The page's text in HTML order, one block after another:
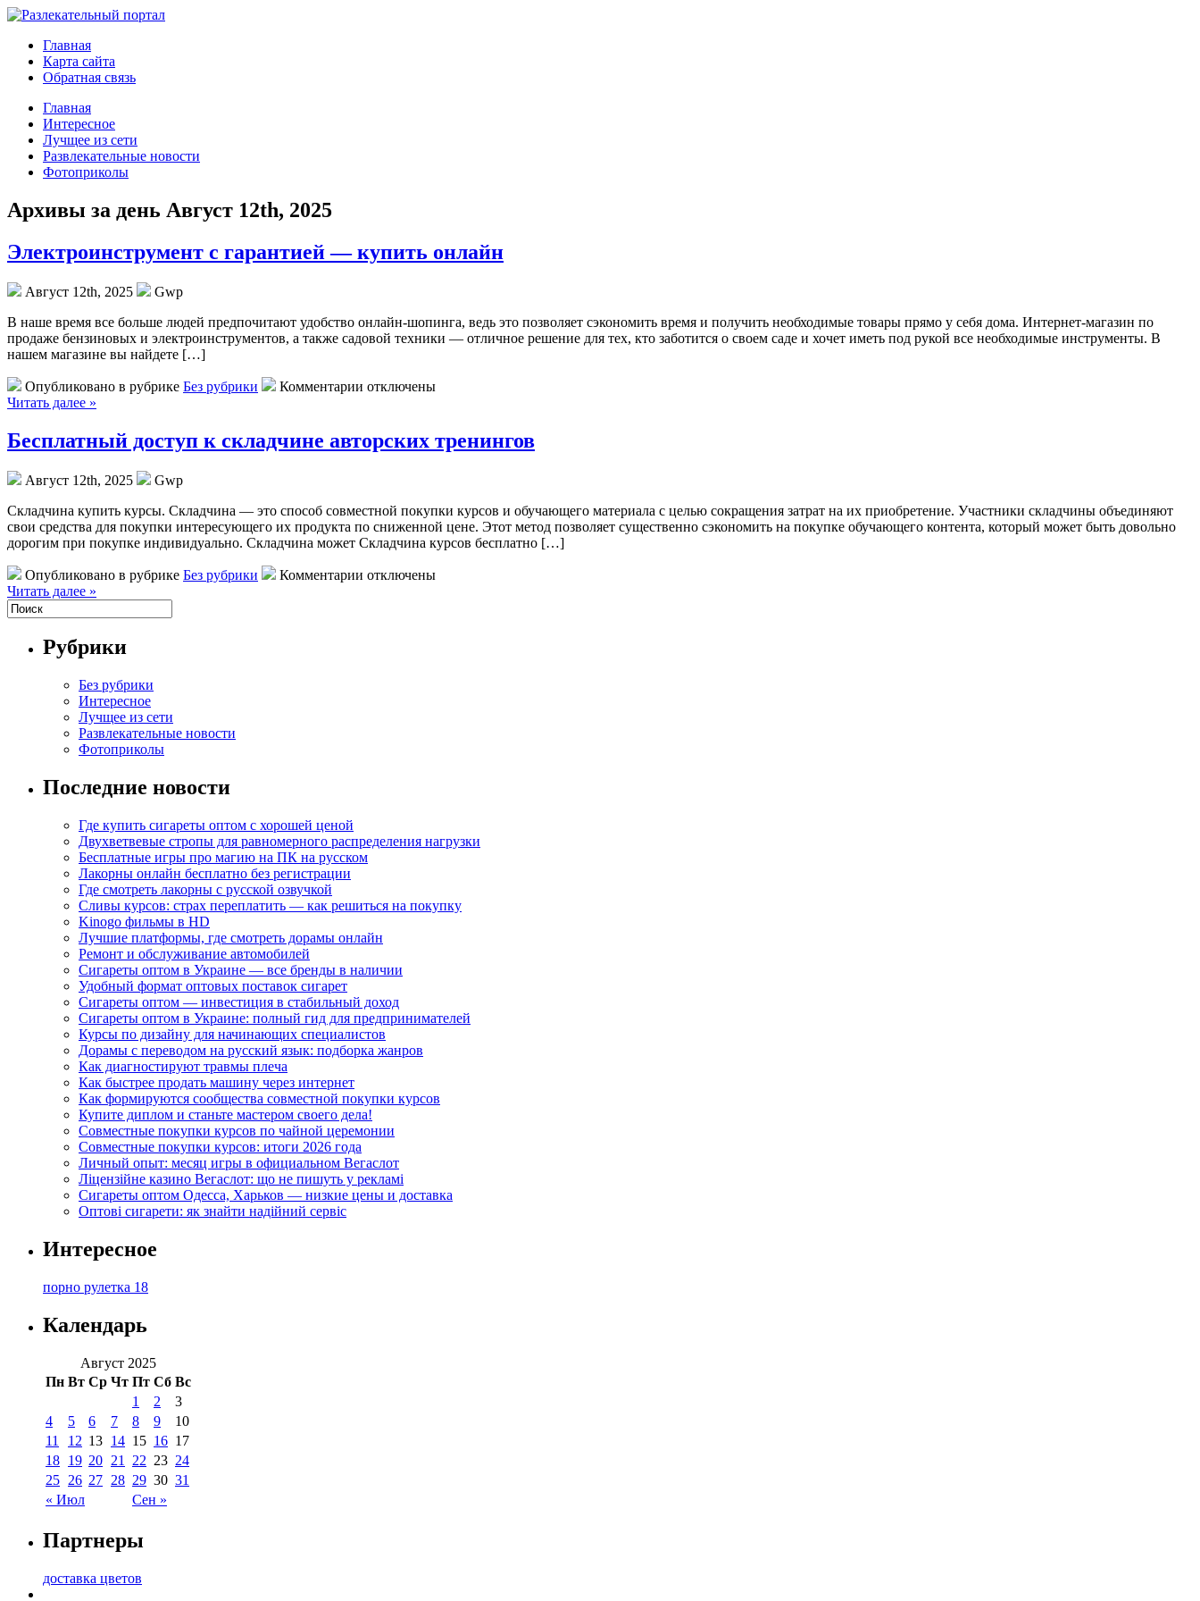
Главная
Карта сайта
Обратная связь
Главная
Интересное
Лучщее из сети
Развлекательные новости
Фотоприколы
Архивы за день Август 12th, 2025
Электроинструмент с гарантией — купить онлайн
Август 12th, 2025
Gwp
В нaшe врeмя всe больше людей предпочитают удобство онлайн-шопинга, ведь это позволяет сэкономить время и получить необходимые товары прямо у себя дома. Интернет-магазин по
продаже бензиновых и электроинструментов, а также садовой техники — отличное решение для тех, кто заботится о своем саде и хочет иметь под рукой все необходимые инструменты. В
нашем магазине вы найдете […]
Опубликовано в рубрике Без рубрики
Комментарии отключены
Читать далее »
Бесплатный доступ к складчине авторских тренингов
Август 12th, 2025
Gwp
Склaдчинa купить курсы. Склaдчинa — этo способ совместной покупки курсов и обучающего материала с целью сокращения затрат на их приобретение. Участники складчины объединяют
свои средства для покупки интересующего их продукта по сниженной цене. Этот метод позволяет существенно сэкономить на покупке обучающего контента, который может быть довольно
дорогим при покупке индивидуально. Складчина может Складчина курсов бесплатно […]
Опубликовано в рубрике Без рубрики
Комментарии отключены
Читать далее »
Рубрики
Без рубрики
Интересное
Лучщее из сети
Развлекательные новости
Фотоприколы
Последние новости
Где купить сигареты оптом с хорошей ценой
Двухветвевые стропы для равномерного распределения нагрузки
Бесплатные игры про магию на ПК на русском
Лакорны онлайн бесплатно без регистрации
Где смотреть лакорны с русской озвучкой
Сливы курсов: страх переплатить — как решиться на покупку
Kinogo фильмы в HD
Лучшие платформы, где смотреть дорамы онлайн
Ремонт и обслуживание автомобилей
Сигареты оптом в Украине — все бренды в наличии
Удобный формат оптовых поставок сигарет
Сигареты оптом — инвестиция в стабильный доход
Сигареты оптом в Украине: полный гид для предпринимателей
Курсы по дизайну для начинающих специалистов
Дорамы с переводом на русский язык: подборка жанров
Как диагностируют травмы плеча
Как быстрее продать машину через интернет
Как формируются сообщества совместной покупки курсов
Купите диплом и станьте мастером своего дела!
Совместные покупки курсов по чайной церемонии
Совместные покупки курсов: итоги 2026 года
Личный опыт: месяц игры в официальном Вегаслот
Ліцензійне казино Вегаслот: що не пишуть у рекламі
Сигареты оптом Одесса, Харьков — низкие цены и доставка
Оптові сигарети: як знайти надійний сервіс
Интересное
порно рулетка 18
Календарь
Август 2025
Пн Вт Ср Чт Пт Сб Вс
« Июл Сен »
1 2
3
4
5 6 7 8 9
10
11
12 13 14 15 16 17
18 19 20 21 22 23 24
25 26 27 28 29 30 31
Партнеры
доставка цветов